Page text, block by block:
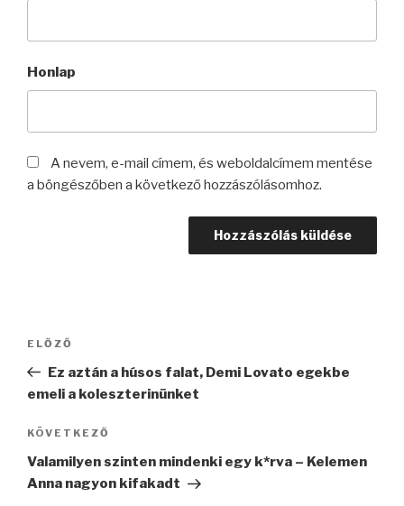
Honlap
A nevem, e-mail címem, és weboldalcímem mentése
a böngészőben a következő hozzászólásomhoz.
Bejegyzés
Korábbi
bejegyzés
ELŐZŐ
Ez aztán a húsos falat, Demi Lovato egekbe
emeli a koleszterinünket
Következő
bejegyzés
KÖVETKEZŐ
Valamilyen szinten mindenki egy k*rva – Kelemen
Anna nagyon kifakadt